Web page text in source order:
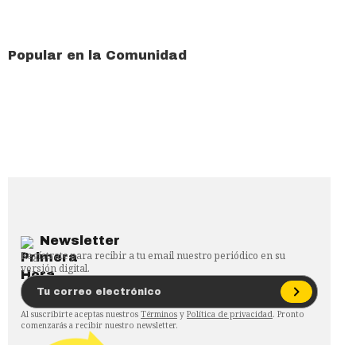
Popular en la Comunidad
Newsletter
Regístrate para recibir a tu email nuestro periódico en su
versión digital.
Al suscribirte aceptas nuestros Términos y Política de privacidad. Pronto
comenzarás a recibir nuestro newsletter.